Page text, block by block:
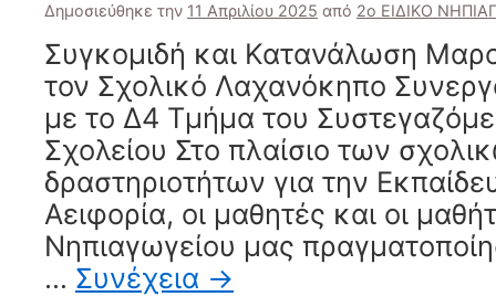
Δημοσιεύθηκε την 11 Απριλίου 2025 από 2ο ΕΙΔΙΚΟ
Συγκομιδή και Κατανάλωση
τον Σχολικό Λαχανόκηπο
με το Δ4 Τμήμα του
Σχολείου Στο πλαίσιο των
δραστηριοτήτων για την
Αειφορία, οι μαθητές και οι
Νηπιαγωγείου μας
… Συνέχεια →